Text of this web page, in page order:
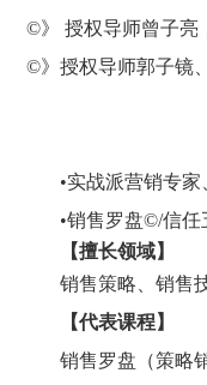
©》 授权导师曾子亮
©》授权导师郭子镜
•实战派营销专家
•销售罗盘©/信
【擅长领域】
销售策略、销售
【代表课程】
销售罗盘（策略